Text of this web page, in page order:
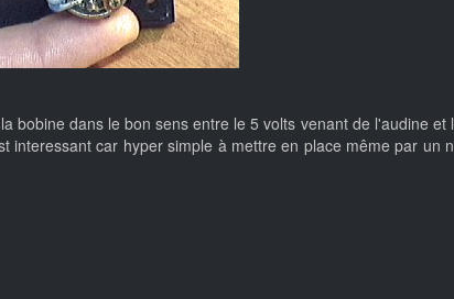
dans le bon sens entre le 5 volts venant de l'audine et
car hyper simple à mettre en place même par un